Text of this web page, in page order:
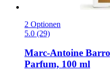
2 Optionen
5.0 (29)
Marc-Antoine
Parfum, 100 ml